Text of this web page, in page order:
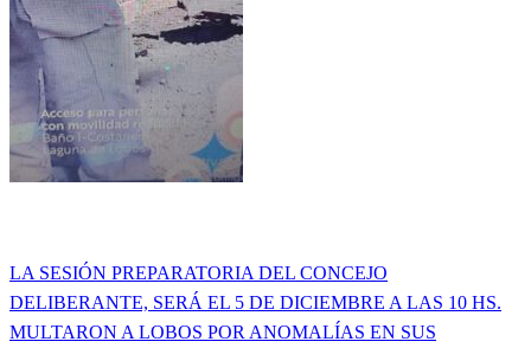
Navegación
de
Entrada
anterior
LA SESIÓN PREPARATORIA DEL CONCEJO
DELIBERANTE, SERÁ EL 5 DE DICIEMBRE A LAS 10 HS.
Entrada
MULTARON A LOBOS POR ANOMALÍAS EN SUS